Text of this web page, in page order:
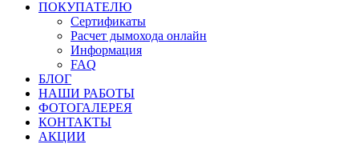
ПОКУПАТЕЛЮ
Сертификаты
Расчет дымохода онлайн
Информация
FAQ
БЛОГ
НАШИ РАБОТЫ
ФОТОГАЛЕРЕЯ
КОНТАКТЫ
АКЦИИ